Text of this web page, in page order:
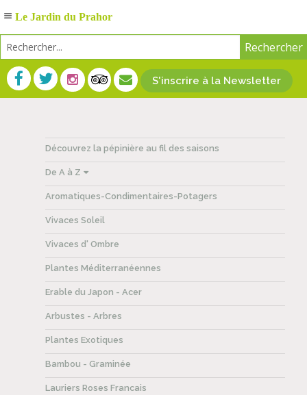
S'inscrire à la Newsletter
Découvrez la pépinière au fil des saisons
De A à Z
Aromatiques-Condimentaires-Potagers
Vivaces Soleil
Vivaces d' Ombre
Plantes Méditerranéennes
Erable du Japon - Acer
Arbustes - Arbres
Plantes Exotiques
Bambou - Graminée
Lauriers Roses Francais
Le Jardin du Prahor